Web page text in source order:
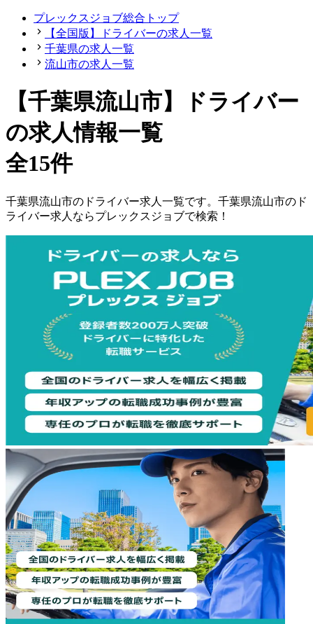
プレックスジョブ総合トップ
【全国版】ドライバーの求人一覧
千葉県の求人一覧
流山市の求人一覧
【千葉県流山市】ドライバー
の求人情報一覧
全15件
千葉県流山市の ドライバー求人一覧です。 千葉県流山市の ド
ライバー求人ならプレックスジョブで検索！